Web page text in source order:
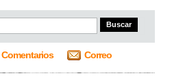
Comentarios Correo